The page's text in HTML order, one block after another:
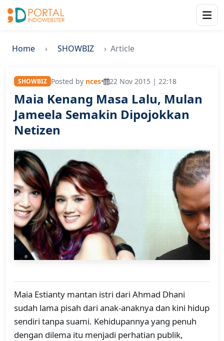
Home SHOWBIZ Article
SHOWBIZ Posted by nces• 22 Nov 2015 | 22:18
Maia Kenang Masa Lalu, Mulan
Jameela Semakin Dipojokkan
Netizen
Maia Estianty mantan istri dari Ahmad Dhani
sudah lama pisah dari anak-anaknya dan kini hidup
sendiri tanpa suami. Kehidupannya yang penuh
dengan dilema itu menjadi perhatian publik,